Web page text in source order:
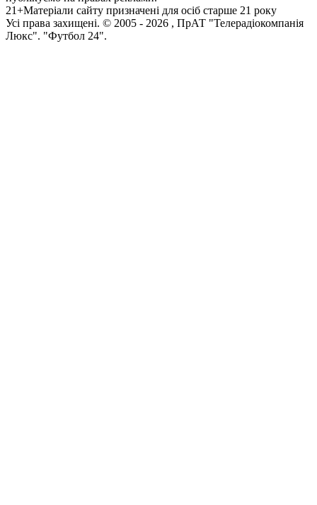
21+Матеріали сайту призначені для осіб старше 21 року
Усi права захищенi. © 2005 - 2026 , ПрАТ "Телерадіокомпанія
Люкс". "Футбол 24".